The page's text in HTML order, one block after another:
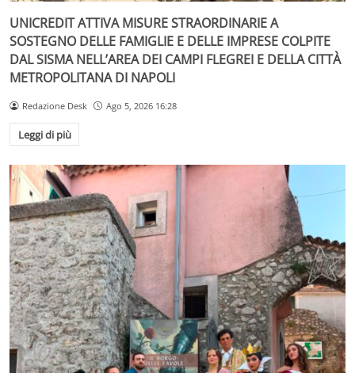
UNICREDIT ATTIVA MISURE STRAORDINARIE A
SOSTEGNO DELLE FAMIGLIE E DELLE IMPRESE COLPITE
DAL SISMA NELL’AREA DEI CAMPI FLEGREI E DELLA CITTÀ
METROPOLITANA DI NAPOLI
Redazione Desk Ago 5, 2026 16:28
Leggi di più